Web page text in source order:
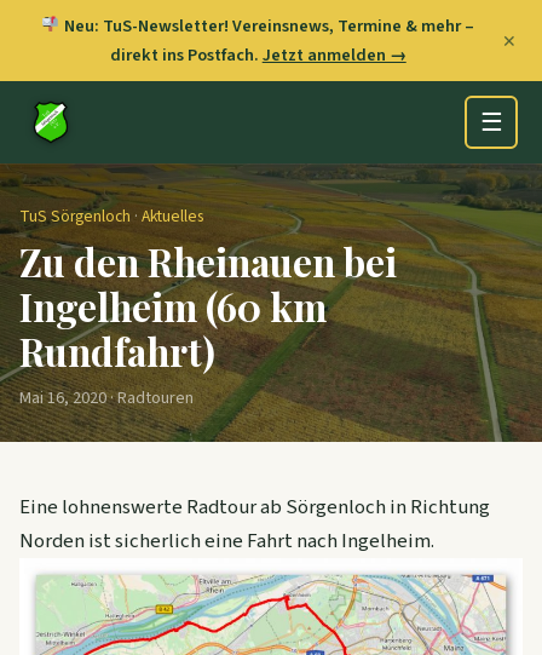
Neu: TuS-Newsletter! Vereinsnews, Termine & mehr –
direkt ins Postfach.Jetzt anmelden →
✕
☰
TuS Sörgenloch · Aktuelles
Zu den Rheinauen bei
Ingelheim (60 km
Rundfahrt)
Mai 16, 2020 · Radtouren
Eine lohnenswerte Radtour ab Sörgenloch in Richtung
Norden ist sicherlich eine Fahrt nach Ingelheim.